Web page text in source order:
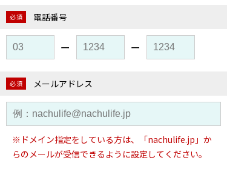
必須 電話番号
ー ー
必須 メールアドレス
※ドメイン指定をしている方は、「nachulife.jp」か
らのメールが受信できるように設定してください。